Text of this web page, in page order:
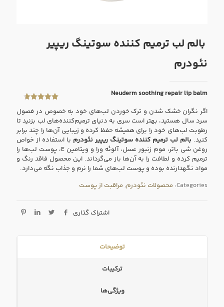
بالم لب ترمیم کننده سوتینگ ریپیر
نئودرم
Neuderm soothing repair lip balm
4.75
از 5
در
امتیازدهی
مشتری
اگر نگران خشک شدن و ترک خوردن لب‌های خود به خصوص در فصول
سرد سال هستید، بهتر است سری به دنیای ترمیم‌کننده‌های لب بزنید تا
رطوبت لب‌های خود را برای همیشه حفظ کرده و زیبایی آن‌ها را چند برابر
کنید. بالم لب ترمیم کننده سوتینگ ریپیر نئودرم با استفاده از خواص
روغن شی باتر، موم زنبور عسل، آلوئه ورا و ویتامین E، پوست لب‌ها را
ترمیم کرده و لطافت را به آن‌ها باز می‌گرداند. این محصول فاقد رنگ و
مواد نگهدارنده بوده و پوست لب‌های شما را نرم و جذاب نگه می‌دارد.
Categories: محصولات نئودرم, مراقبت از پوست
اشتراک گذاری
توضیحات
ترکیبات
ویژگی‌ها